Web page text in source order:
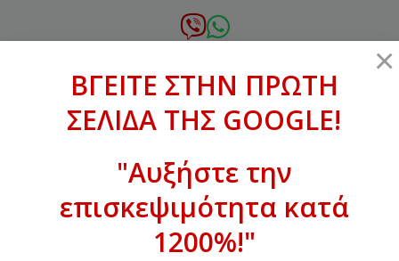
σε
xanthogenous@gmail.com
ΒΓΕΙΤΕ ΣΤΗΝ ΠΡΩΤΗ ΣΕΛΙΔΑ ΤΗΣ
GOOGLE!
×
ΒΓΕΙΤΕ ΣΤΗΝ ΠΡΩΤΗ
ΣΕΛΙΔΑ ΤΗΣ GOOGLE!
"Αυξήστε την
επισκεψιμότητα κατά
1200%!"